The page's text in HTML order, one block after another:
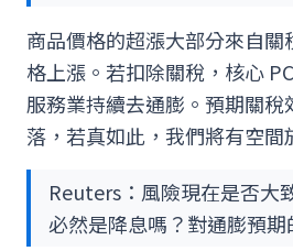
商品價格的超漲大部分來自
格上漲。若扣除關稅，核心
服務業持續去通膨。預期關
落，若真如此，我們將有空間
Reuters：風險現在是否大
必然是降息嗎？對通膨預期